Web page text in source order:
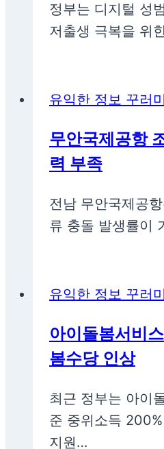
정부는 디지털 성
저출생 극복을 위
유익한 정보 꾸러미
무안국제공항
력 부족
전남 무안국제공
류 충돌 발생률이
유익한 정보 꾸러미
아이돌봄서비
봄수당 인상
최근 정부는 아이
준 중위소득
지원…